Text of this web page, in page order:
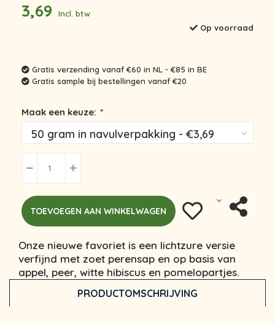
3,69
Incl. btw
Op voorraad
Gratis verzending vanaf €60 in NL - €85 in BE
Gratis sample bij bestellingen vanaf €20
Maak een keuze: *
TOEVOEGEN AAN WINKELWAGEN
Onze nieuwe favoriet is een lichtzure versie
verfijnd met zoet perensap en op basis van
appel, peer, witte hibiscus en pomelopartjes.
PRODUCTOMSCHRIJVING